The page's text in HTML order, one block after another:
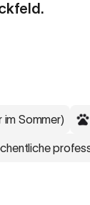
im Sommer)